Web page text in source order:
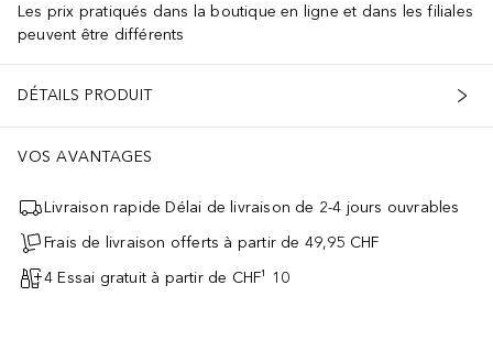
Les prix pratiqués dans la boutique en ligne et dans les filiales
peuvent être différents
DÉTAILS PRODUIT
VOS AVANTAGES
Livraison rapide Délai de livraison de 2-4 jours ouvrables
Frais de livraison offerts à partir de 49,95 CHF
4 Essai gratuit à partir de CHF¹ 10